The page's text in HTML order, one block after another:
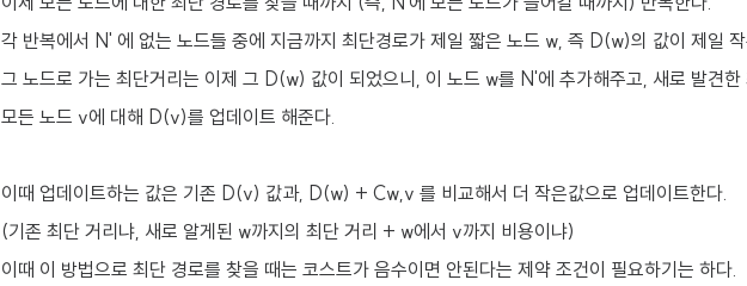
각 반복에서 N' 에 없는 노드들 중에 지금까지 최단경로가 제일 짧은 노드 w, 즉 D(w)의 값이 제일
그 노드로 가는 최단거리는 이제 그 D(w) 값이 되었으니, 이 노드 w를 N'에 추가해주고, 새로 발견한
모든 노드 v에 대해 D(v)를 업데이트 해준다.
이때 업데이트하는 값은 기존 D(v) 값과, D(w) + Cw,v 를 비교해서 더 작은값으로 업데이트한다.
(기존 최단 거리냐, 새로 알게된 w까지의 최단 거리 + w에서 v까지 비용이냐)
이때 이 방법으로 최단 경로를 찾을 때는 코스트가 음수이면 안된다는 제약 조건이 필요하기는 하다.